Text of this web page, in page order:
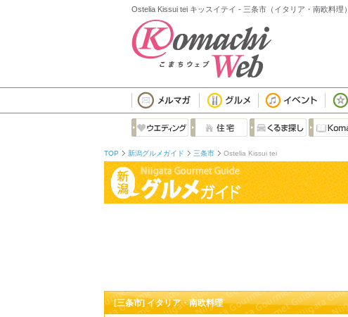
Ostelia Kissui tei キッスイテイ - 三条市（イタリア・南欧料理）
TOP 新潟グルメガイド 三条市 Ostelia Kissui tei
[三条市] イタリア・南欧料理